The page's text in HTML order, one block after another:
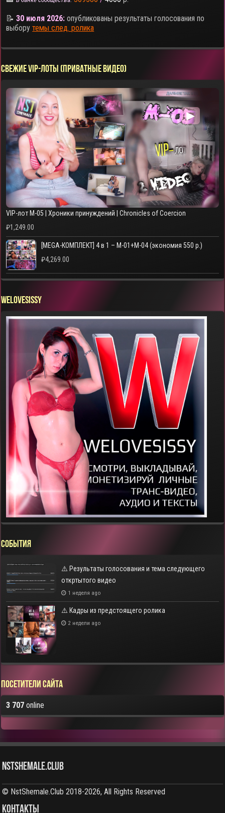
📝30 июля 2026: опубликованы результаты голосования по
выборутемы след. ролика
СВЕЖИЕ VIP-ЛОТЫ (ПРИВАТНЫЕ ВИДЕО)
▶
VIP-лот M-05 | Хроники принуждений | Chronicles of Coercion
₽1,249.00
[MEGA-КОМПЛЕКТ] 4 в 1 – M-01+M-04 (экономия 550 р.)
₽4,269.00
WELOVESISSY
СОБЫТИЯ
⚠️ Результаты голосования и тема следующего
откртытого видео
1 неделя ago
⚠️ Кадры из предстоящего ролика
2 недели ago
Посетители сайта
3 707 online
NstShemale.Club
© NstShemale.Club 2018-2026, All Rights Reserved
КОНТАКТЫ